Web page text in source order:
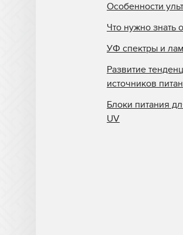
Особенности
Что нужно знать
УФ спектры и
Развитие
источников
Блоки питания
UV